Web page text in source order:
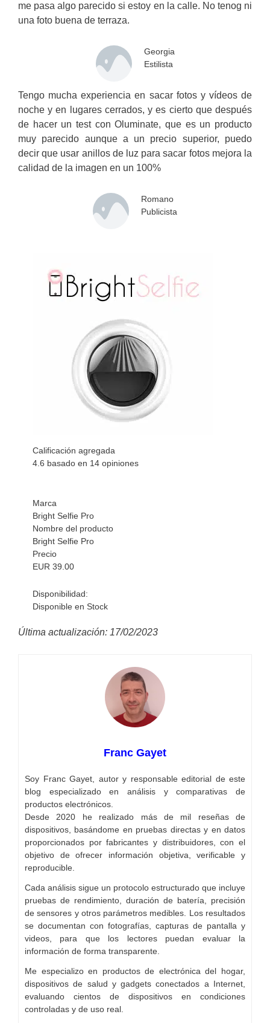
me pasa algo parecido si estoy en la calle. No tenog ni
una foto buena de terraza.
Georgia
Estilista
Tengo mucha experiencia en sacar fotos y vídeos de
noche y en lugares cerrados, y es cierto que después
de hacer un test con Oluminate, que es un producto
muy parecido aunque a un precio superior, puedo
decir que usar anillos de luz para sacar fotos mejora la
calidad de la imagen en un 100%
Romano
Publicista
Calificación agregada
4.6 basado en 14 opiniones
Marca
Bright Selfie Pro
Nombre del producto
Bright Selfie Pro
Precio
EUR 39.00
Disponibilidad:
Disponible en Stock
Última actualización: 17/02/2023
Franc Gayet
Soy Franc Gayet, autor y responsable editorial de este
blog especializado en análisis y comparativas de
productos electrónicos.
Desde 2020 he realizado más de mil reseñas de
dispositivos, basándome en pruebas directas y en datos
proporcionados por fabricantes y distribuidores, con el
objetivo de ofrecer información objetiva, verificable y
reproducible.
Cada análisis sigue un protocolo estructurado que incluye
pruebas de rendimiento, duración de batería, precisión
de sensores y otros parámetros medibles. Los resultados
se documentan con fotografías, capturas de pantalla y
videos, para que los lectores puedan evaluar la
información de forma transparente.
Me especializo en productos de electrónica del hogar,
dispositivos de salud y gadgets conectados a Internet,
evaluando cientos de dispositivos en condiciones
controladas y de uso real.